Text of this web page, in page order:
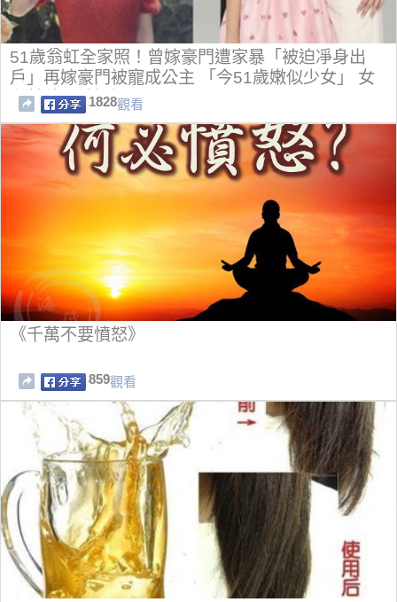
51歲翁虹全家照！曾嫁豪門遭家暴「被迫凈身出
戶」再嫁豪門被寵成公主 「今51歲嫩似少女」 女
兒美貌不輸媽媽
1828觀看
《千萬不要憤怒》
859觀看